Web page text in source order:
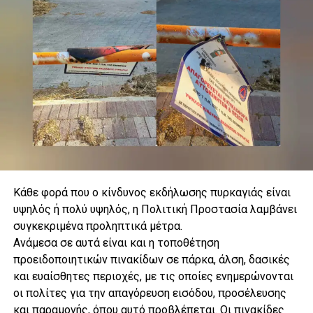
.
.
Κάθε φορά που ο κίνδυνος εκδήλωσης πυρκαγιάς είναι
υψηλός ή πολύ υψηλός, η Πολιτική Προστασία λαμβάνει
συγκεκριμένα προληπτικά μέτρα.
Ανάμεσα σε αυτά είναι και η τοποθέτηση
προειδοποιητικών πινακίδων σε πάρκα, άλση, δασικές
και ευαίσθητες περιοχές, με τις οποίες ενημερώνονται
οι πολίτες για την απαγόρευση εισόδου, προσέλευσης
και παραμονής, όπου αυτό προβλέπεται. Οι πινακίδες